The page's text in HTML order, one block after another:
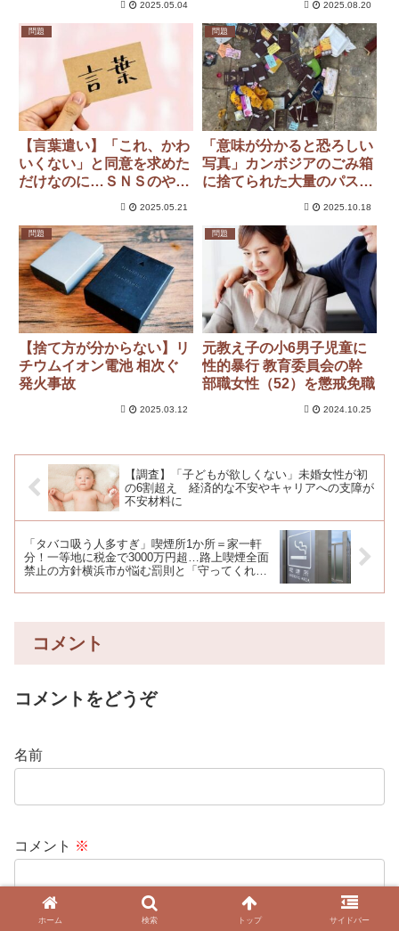
2025.05.04 2025.08.20
問題
【言葉遣い】「これ、かわ
いくない」と同意を求めた
だけなのに…ＳＮＳのやり
2025.05.21
問題
「意味が分かると恐ろしい
写真」カンボジアのごみ箱
に捨てられた大量のパスポ
2025.10.18
問題
【捨て方が分からない】リ
チウムイオン電池 相次ぐ
発火事故
2025.03.12
問題
元教え子の小6男子児童に
性的暴行 教育委員会の幹
部職女性（52）を懲戒免職
2024.10.25
【調査】「子どもが欲しくない」未婚女性が初
の6割超え 経済的な不安やキャリアへの支障が
不安材料に
「タバコ吸う人多すぎ」喫煙所1か所＝家一軒
分！一等地に税金で3000万円超…路上喫煙全面
禁止の方針横浜市が悩む罰則と「守ってくれな
コメント
コメントをどうぞ
名前
コメント ※
ホーム 検索 トップ サイドバー